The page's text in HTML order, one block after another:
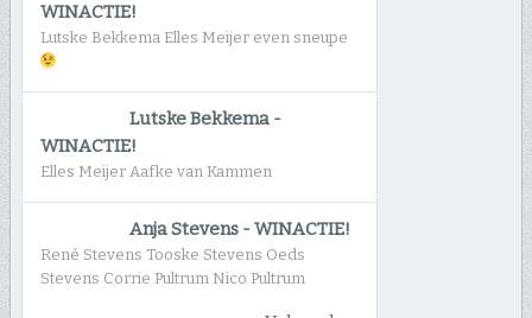
WINACTIE!
Lutske Bekkema Elles Meijer even sneupe
Lutske Bekkema -
WINACTIE!
Elles Meijer Aafke van Kammen
Anja Stevens -WINACTIE!
René Stevens Tooske Stevens Oeds
Stevens Corrie Pultrum Nico Pultrum